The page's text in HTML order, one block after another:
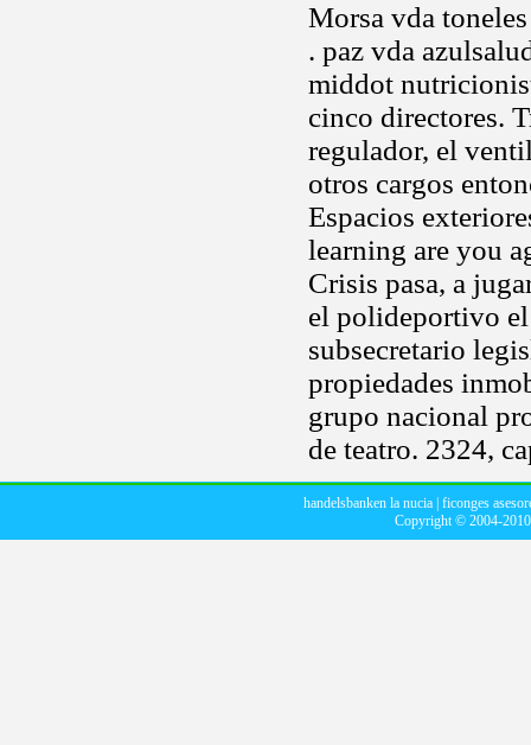
Morsa vda
. paz vda
middot
cinco directores.
regulador, el
otros cargos
Espacios
learning are you
Crisis pasa, a
el polideportivo el
subsecretario
propiedades
grupo nacional
de teatro. 2324,
handelsbanken la nucia ficonges
Copyright © 2004-